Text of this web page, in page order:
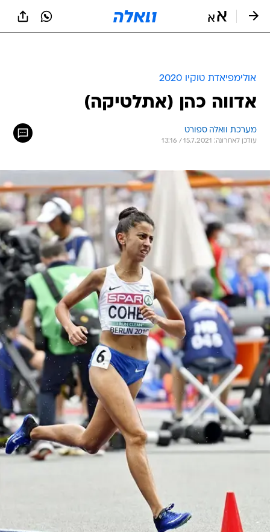
אולימפיאדת טוקיו 2020
אדווה כהן (אתלטיקה)
מערכת וואלה ספורט
עודכן לאחרונה: 15.7.2021 / 13:16